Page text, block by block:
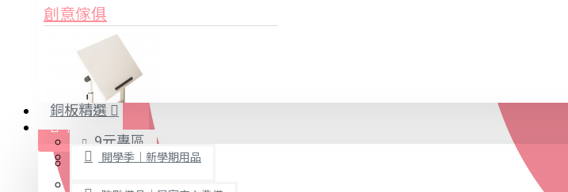
廚房收納
烘焙用具
隨身餐具
查看更多
文具禮品
創意傢俱
桌子/椅子
限時促銷
開學季｜新學期用品
5月新品
6月新品
7月新品
8月新品
銅板精選
9元專區
19元專區